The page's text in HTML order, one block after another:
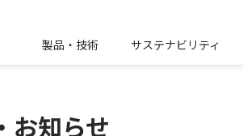
製品・技術 サステナビリティ
お知らせ